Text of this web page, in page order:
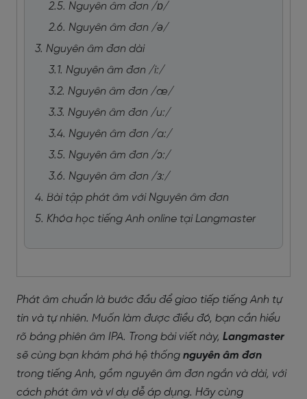
2.5. Nguyên âm đơn /ɒ/
2.6. Nguyên âm đơn /ə/
3. Nguyên âm đơn dài
3.1. Nguyên âm đơn /i:/
3.2. Nguyên âm đơn /æ/
3.3. Nguyên âm đơn /u:/
3.4. Nguyên âm đơn /a:/
3.5. Nguyên âm đơn /ɔ:/
3.6. Nguyên âm đơn /ɜ:/
4. Bài tập phát âm với Nguyên âm đơn
5. Khóa học tiếng Anh online tại Langmaster
Phát âm chuẩn là bước đầu để giao tiếp tiếng Anh tự
tin và tự nhiên. Muốn làm được điều đó, bạn cần hiểu
rõ bảng phiên âm IPA. Trong bài viết này, Langmaster
sẽ cùng bạn khám phá hệ thống nguyên âm đơn
trong tiếng Anh, gồm nguyên âm đơn ngắn và dài, với
cách phát âm và ví dụ dễ áp dụng. Hãy cùng